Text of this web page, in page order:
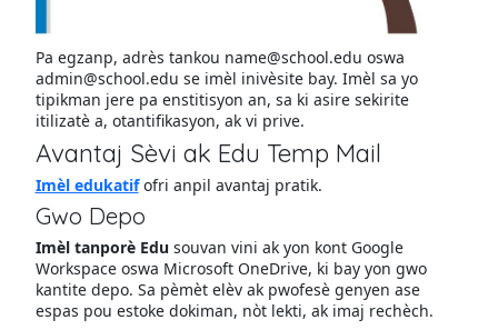
Pa egzanp, adrès tankou name@school.edu oswa
admin@school.edu se imèl inivèsite bay. Imèl sa yo
tipikman jere pa enstitisyon an, sa ki asire sekirite
itilizatè a, otantifikasyon, ak vi prive.
Avantaj Sèvi ak Edu Temp Mail
Imèl edukatifofri anpil avantaj pratik.
Gwo Depo
Imèl tanporè Edusouvan vini ak yon kont Google
Workspace oswa Microsoft OneDrive, ki bay yon gwo
kantite depo. Sa pèmèt elèv ak pwofesè genyen ase
espas pou estoke dokiman, nòt lekti, ak imaj rechèch.